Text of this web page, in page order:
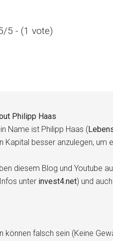
5 - (1 vote)
Philipp Haas
Name ist Philipp Haas (
Kapital besser anzulegen, um
diesem Blog und Youtube
unter invest4.net) und
können falsch sein (Keine